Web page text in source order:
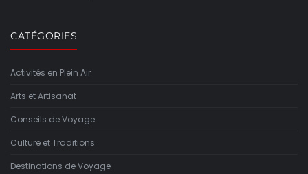
CATÉGORIES
Activités en Plein Air
Arts et Artisanat
Conseils de Voyage
Culture et Traditions
Destinations de Voyage